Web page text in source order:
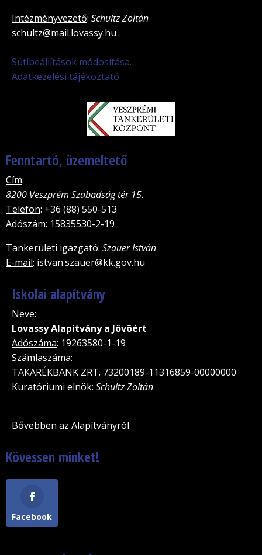
Intézményvezető: Schultz Zoltán
schultz@mail.lovassy.hu
Sütibeállítások módosítása.
Adatkezelési tájékoztató.
Fenntartó, üzemeltető
Cím:
8200 Veszprém Szabadság tér 15.
Telefon: +36 (88) 550-513
Adószám: 15835530-2-19
Tankerületi igazgató: Szauer István
E-mail: istvan.szauer@kk.gov.hu
Iskolai alapítvány
Neve:
Lovassy Alapítvány a Jövõért
Adószáma: 19263580-1-19
Számlaszáma:
TAKARÉKBANK ZRT. 73200189-11316859-00000000
Kuratóriumi elnök: Schultz Zoltán
Bővebben az Alapítványról
Kövessen minket!
Facebook